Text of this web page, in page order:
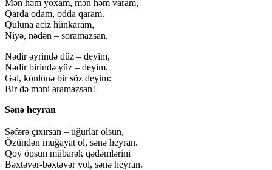
Mən həm yoxam, mən həm varam,
Qarda odam, odda qaram.
Quluna aciz hünkaram,
Niyə, nədən – soramazsan.
Nədir əyrində düz – deyim,
Nədir birində yüz – deyim.
Gəl, könlünə bir söz deyim:
Bir də məni aramazsan!
Sənə heyran
Səfərə çıxırsan – uğurlar olsun,
Özündən muğayat ol, sənə heyran.
Qoy öpsün mübarək qədəmlərini
Bəxtəvər-bəxtəvər yol, sənə heyran.